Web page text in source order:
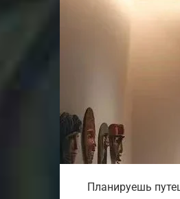
Планируешь